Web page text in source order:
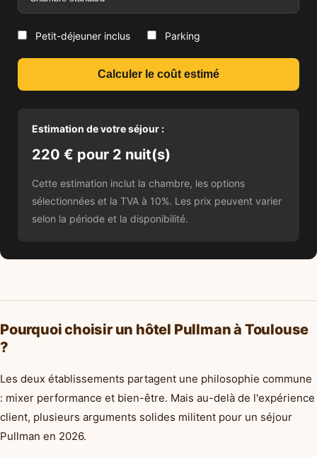
Petit-déjeuner inclus Parking
Calculer le coût estimé
Estimation de votre séjour :
220 € pour 2 nuit(s)
Cette estimation inclut la chambre, les options
sélectionnées et la TVA à 10%. Les prix peuvent varier
selon la période et la disponibilité.
Pourquoi choisir un hôtel Pullman à Toulouse
?
Les deux établissements partagent une philosophie commune
: mixer performance et bien-être. Mais au-delà de l'expérience
client, plusieurs arguments solides militent pour un séjour
Pullman en 2026.